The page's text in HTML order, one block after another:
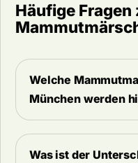
Häufige Fragen
Welche
München werden
Was ist der